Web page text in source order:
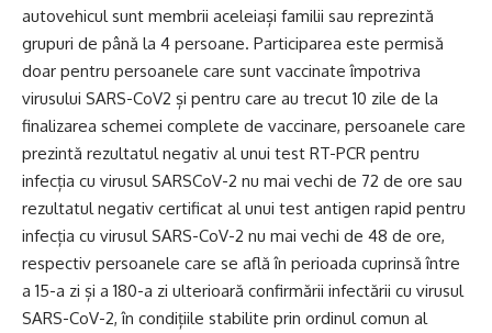
autovehicul sunt membrii aceleiași familii sau reprezintă
grupuri de până la 4 persoane. Participarea este permisă
doar pentru persoanele care sunt vaccinate împotriva
virusului SARS-CoV2 și pentru care au trecut 10 zile de la
finalizarea schemei complete de vaccinare, persoanele care
prezintă rezultatul negativ al unui test RT-PCR pentru
infecția cu virusul SARSCoV-2 nu mai vechi de 72 de ore sau
rezultatul negativ certificat al unui test antigen rapid pentru
infecția cu virusul SARS-CoV-2 nu mai vechi de 48 de ore,
respectiv persoanele care se află în perioada cuprinsă între
a 15-a zi și a 180-a zi ulterioară confirmării infectării cu virusul
SARS-CoV-2, în condițiile stabilite prin ordinul comun al